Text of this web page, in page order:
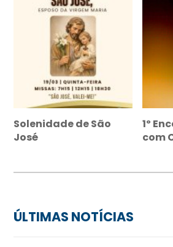
Solenidade de São
José
1º
com
ÚLTIMAS NOTÍCIAS